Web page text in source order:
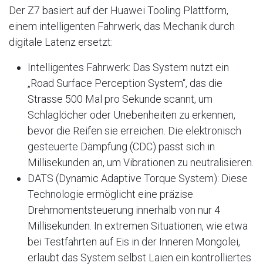
Der Z7 basiert auf der Huawei Tooling Plattform,
einem intelligenten Fahrwerk, das Mechanik durch
digitale Latenz ersetzt:
Intelligentes Fahrwerk: Das System nutzt ein
„Road Surface Perception System“, das die
Strasse 500 Mal pro Sekunde scannt, um
Schlaglöcher oder Unebenheiten zu erkennen,
bevor die Reifen sie erreichen. Die elektronisch
gesteuerte Dämpfung (CDC) passt sich in
Millisekunden an, um Vibrationen zu neutralisieren.
DATS (Dynamic Adaptive Torque System): Diese
Technologie ermöglicht eine präzise
Drehmomentsteuerung innerhalb von nur 4
Millisekunden. In extremen Situationen, wie etwa
bei Testfahrten auf Eis in der Inneren Mongolei,
erlaubt das System selbst Laien ein kontrolliertes